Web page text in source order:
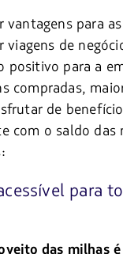
vantagens para
viagens de
positivo para a
compradas,
de
com o saldo das
para
das milhas